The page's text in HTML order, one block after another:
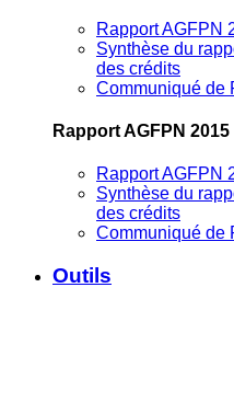
Rapport AGFPN
Synthèse du
des crédits
Communiqué de
Rapport AGFPN 2015
Rapport AGFPN
Synthèse du
des crédits
Communiqué de
Outils